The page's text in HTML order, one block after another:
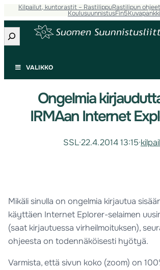
Kilpailut, kuntorastit – RastilippuRastilipun ohjeet
KoulusuunnistusFin5Kuvapankki
Etsi
VALIKKO
Ongelmia
IRMAan Internet
SSL·22.4.2014 13:15·
Mikäli sinulla on ongelmia kirjautua
käyttäen Internet Eplorer-selaimen
(saat kirjautuessa virheilmoituksen),
ohjeesta on todennäköisesti hyötyä.
Varmista, että sivun koko (zoom) on